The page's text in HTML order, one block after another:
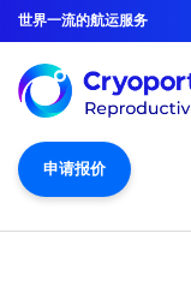
世界一流的航运服务
申请报价